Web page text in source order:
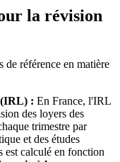
la révision
référence en matière
(IRL) : En France, l'IRL
des loyers des
trimestre par
et des études
est calculé en fonction